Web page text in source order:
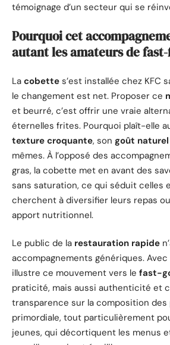
témoignage d’un secteur qui se
Pourquoi cet
autant les amateurs de
La cobette s’est installée chez KFC
le changement est net. Proposer ce
et beurré, c’est offrir une vraie
éternelles frites. Pourquoi plaît-elle
texture croquante, son goût naturel
mêmes. À l’opposé des
gras, la cobette met en avant des
sans saturation, ce qui séduit celles
cherchent à diversifier leurs repas
apport nutritionnel.
Le public de la restauration rapide
accompagnements génériques. Avec
illustre ce mouvement vers le fast-
praticité, mais aussi authenticité et
transparence sur la composition
primordiale, tout particulièrement
jeunes, qui décortiquent les menus